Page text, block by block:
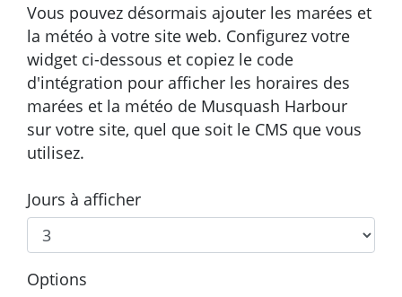
Vous pouvez désormais ajouter les marées et
la météo à votre site web. Configurez votre
widget ci-dessous et copiez le code
d'intégration pour afficher les horaires des
marées et la météo de Musquash Harbour
sur votre site, quel que soit le CMS que vous
utilisez.
Jours à afficher
Options